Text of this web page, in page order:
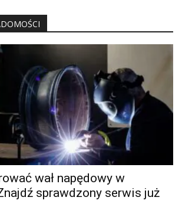
wał napędowy w
sprawdzony serwis już